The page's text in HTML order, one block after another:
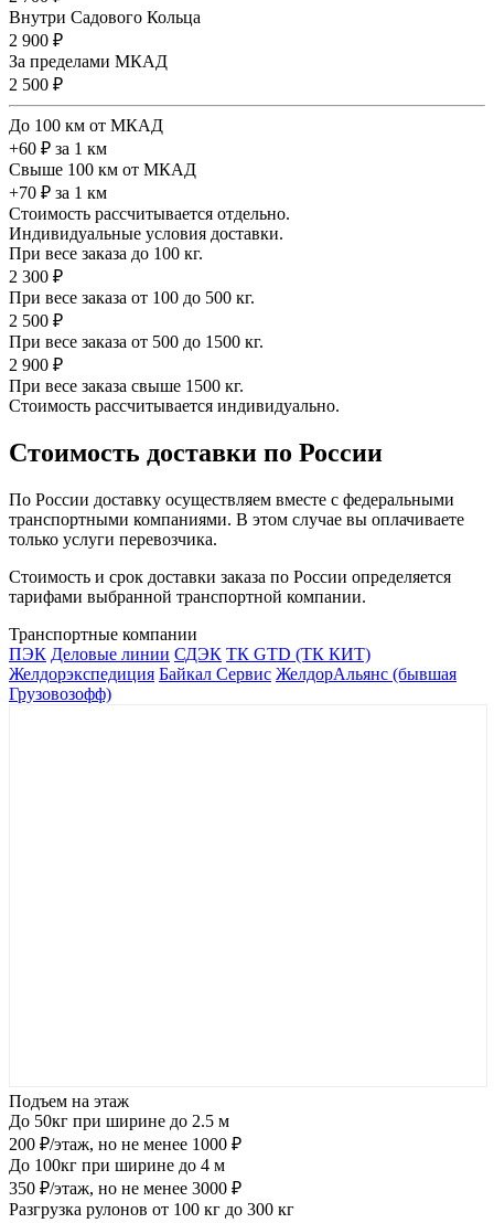
Внутри Садового Кольца
2 900 ₽
За пределами МКАД
2 500 ₽
До 100 км от МКАД
+60 ₽ за 1 км
Свыше 100 км от МКАД
+70 ₽ за 1 км
Стоимость рассчитывается отдельно.
Индивидуальные условия доставки.
При весе заказа до 100 кг.
2 300 ₽
При весе заказа от 100 до 500 кг.
2 500 ₽
При весе заказа от 500 до 1500 кг.
2 900 ₽
При весе заказа свыше 1500 кг.
Стоимость рассчитывается индивидуально.
Стоимость доставки по России
По России доставку осуществляем вместе с федеральными
транспортными компаниями. В этом случае вы оплачиваете
только услуги перевозчика.
Стоимость и срок доставки заказа по России определяется
тарифами выбранной транспортной компании.
Транспортные компании
ПЭК Деловые линии СДЭК ТК GTD (ТК КИТ)
Желдорэкспедиция Байкал Сервис ЖелдорАльянс (бывшая
Грузовозофф)
Подъем на этаж
До 50кг при ширине до 2.5 м
200 ₽/этаж, но не менее 1000 ₽
До 100кг при ширине до 4 м
350 ₽/этаж, но не менее 3000 ₽
Разгрузка рулонов от 100 кг до 300 кг